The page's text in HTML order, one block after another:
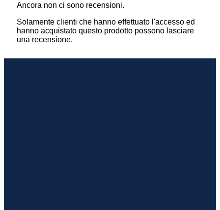
Ancora non ci sono recensioni.
Solamente clienti che hanno effettuato l'accesso ed
hanno acquistato questo prodotto possono lasciare
una recensione.